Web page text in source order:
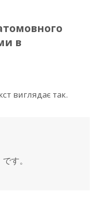
в
виглядає так.
です。